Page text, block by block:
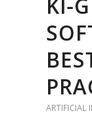
ARTIFICIAL